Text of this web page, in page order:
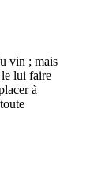
vin ; mais
le lui faire
à